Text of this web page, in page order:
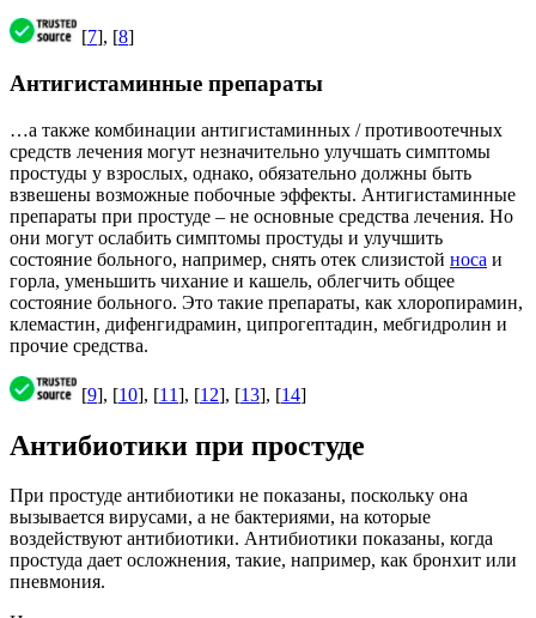
[7], [8]
Антигистаминные препараты
…а также комбинации антигистаминных / противоотечных
средств лечения могут незначительно улучшать симптомы
простуды у взрослых, однако, обязательно должны быть
взвешены возможные побочные эффекты. Антигистаминные
препараты при простуде – не основные средства лечения. Но
они могут ослабить симптомы простуды и улучшить
состояние больного, например, снять отек слизистой носа и
горла, уменьшить чихание и кашель, облегчить общее
состояние больного. Это такие препараты, как хлоропирамин,
клемастин, дифенгидрамин, ципрогептадин, мебгидролин и
прочие средства.
[9], [10], [11], [12], [13], [14]
Антибиотики при простуде
При простуде антибиотики не показаны, поскольку она
вызывается вирусами, а не бактериями, на которые
воздействуют антибиотики. Антибиотики показаны, когда
простуда дает осложнения, такие, например, как бронхит или
пневмония.